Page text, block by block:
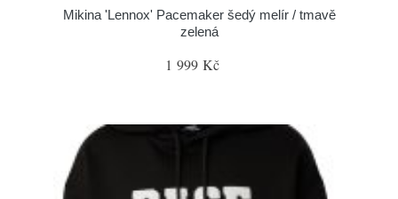
Mikina 'Lennox' Pacemaker šedý melír / tmavě
zelená
1 999 Kč